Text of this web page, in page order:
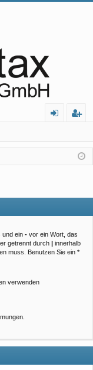
m
el
ist
rie
und ein - vor ein Wort, das
getrennt durch | innerhalb
muss. Benutzen Sie ein *
verwenden